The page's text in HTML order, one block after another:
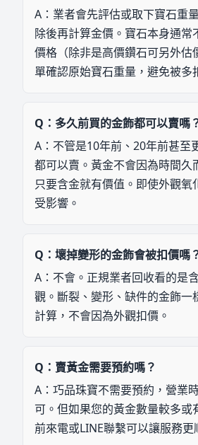
A： 業者會先評估或取下寶石重
除後再計算金價。寶石本身通常
價格（除非是高價鑽石可另外估
單確認原始寶石重量，避免被多
Q： 多久前買的金飾都可以賣嗎
A： 不管是10年前、20年前甚至
都可以賣。黃金不會因為時間久
只要含金就有價值。即使外觀氧
受影響。
Q： 壞掉變形的金飾會被扣價嗎
A： 不會。正規業者回收看的是
觀。斷裂、變形、缺件的金飾一
計算，不會因為外觀扣價。
Q： 賣黃金需要預約嗎？
A： 巧品珠寶不需要預約，營業
可。但如果您的黃金數量較多或
前來電或LINE聯繫可以讓服務更